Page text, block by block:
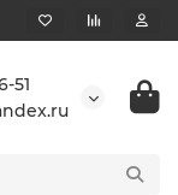
51